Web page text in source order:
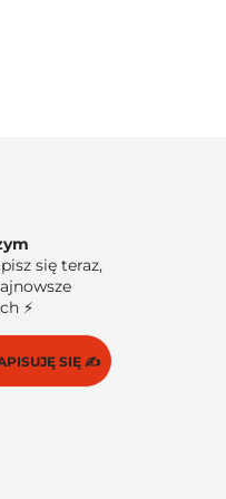
się teraz,
⚡